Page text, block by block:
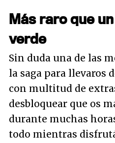
Más raro que
verde
Sin duda una de las
la saga para llevaros
con multitud de
desbloquear que os
durante muchas
todo mientras